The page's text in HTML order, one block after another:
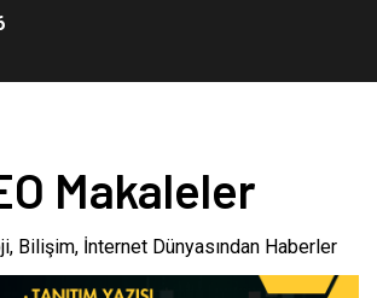
Makaleler
Bilişim, İnternet Dünyasından Haberler